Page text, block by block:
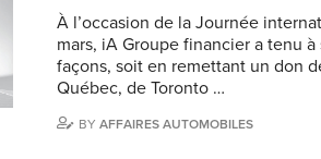
À l’occasion de la Journée
mars, iA Groupe financier a tenu
façons, soit en remettant un don
Québec, de Toronto …
BYAFFAIRES AUTOMOBILES